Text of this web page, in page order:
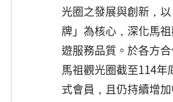
光圈之發展與創新，
牌」為核心，深化馬
遊服務品質。於各方
馬祖觀光圈截至114年
式會員，且仍持續增加